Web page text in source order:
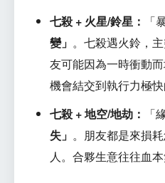
七殺 + 火星/鈴星：
「
變」 。七殺遇火鈴，
友可能因為一時衝動
機會結交到執行力極快
七殺 + 地空/地劫：
「
失」 。朋友都是來損
人。合夥生意往往血本